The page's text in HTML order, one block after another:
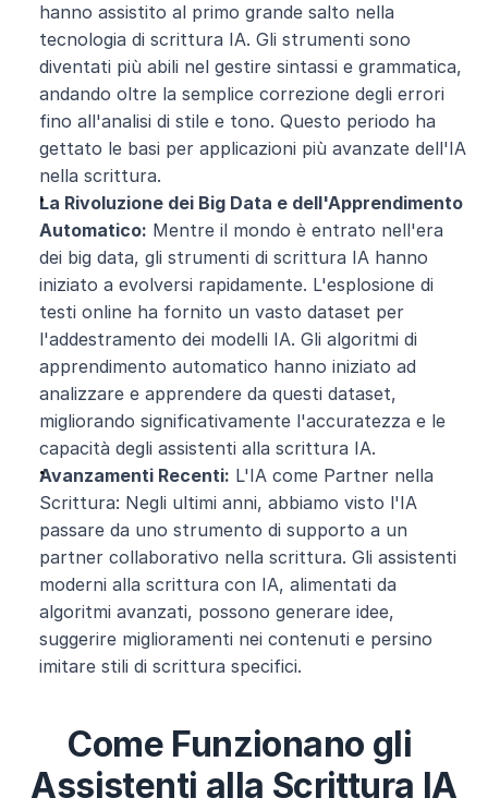
hanno assistito al primo grande salto nella
tecnologia di scrittura IA. Gli strumenti sono
diventati più abili nel gestire sintassi e grammatica,
andando oltre la semplice correzione degli errori
fino all'analisi di stile e tono. Questo periodo ha
gettato le basi per applicazioni più avanzate dell'IA
nella scrittura.
La Rivoluzione dei Big Data e dell'Apprendimento
Automatico: Mentre il mondo è entrato nell'era
dei big data, gli strumenti di scrittura IA hanno
iniziato a evolversi rapidamente. L'esplosione di
testi online ha fornito un vasto dataset per
l'addestramento dei modelli IA. Gli algoritmi di
apprendimento automatico hanno iniziato ad
analizzare e apprendere da questi dataset,
migliorando significativamente l'accuratezza e le
capacità degli assistenti alla scrittura IA.
Avanzamenti Recenti: L'IA come Partner nella
Scrittura: Negli ultimi anni, abbiamo visto l'IA
passare da uno strumento di supporto a un
partner collaborativo nella scrittura. Gli assistenti
moderni alla scrittura con IA, alimentati da
algoritmi avanzati, possono generare idee,
suggerire miglioramenti nei contenuti e persino
imitare stili di scrittura specifici.
Come Funzionano gli
Assistenti alla Scrittura IA